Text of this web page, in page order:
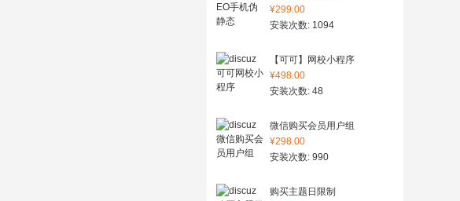
¥299.00
安装次数: 1094
【可可】网校小程序
¥498.00
安装次数: 48
微信购买会员用户组
¥298.00
安装次数: 990
购买主题日限制